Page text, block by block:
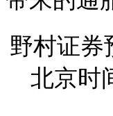
野村证券
北京时